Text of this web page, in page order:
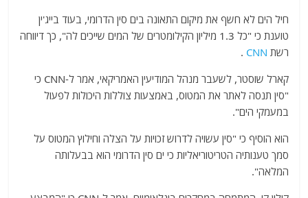
חיל הים לא חשף את מיקום התאונה בים סין הדרומי, בעוד בייג'ין
טוענת כי "כל 1.3 מיליון הקילומטרים של המים שייכים לה", כך דיווחה
רשת CNN
.
קארל שוסטר, לשעבר מנהל המודיעין האמריקאי, אמר ל-CNN כי
"סין תנסה לאתר את המטוס, באמצעות צוללות היכולות לפעול
במעמקי הים".
הוא הוסיף כי "סין עשויה לדרוש זכויות על הצלה וחילוץ המטוס על
סמך טענותיה הטריטוריאליות כי ים סין הדרומי הוא בבעלותה
המלאה".